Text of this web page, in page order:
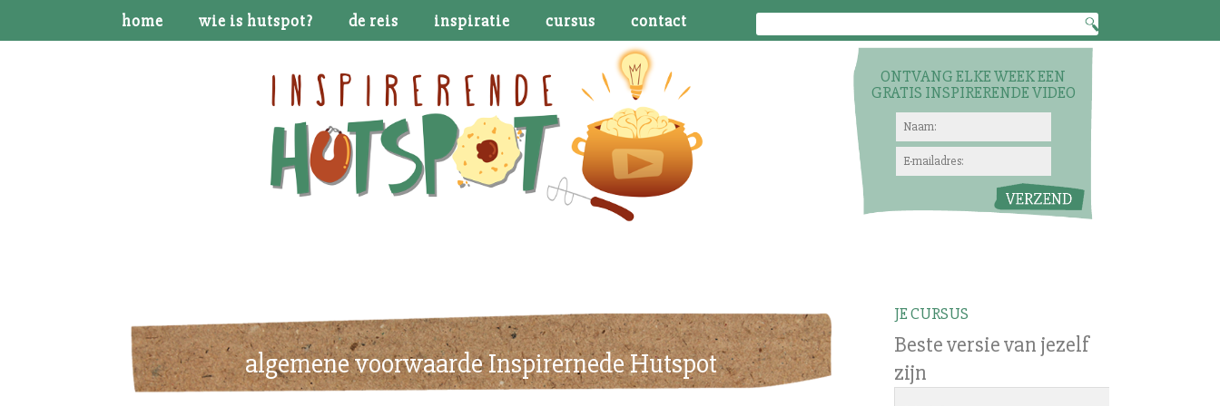
home wie is hutspot? de reis inspiratie cursus contact
ONTVANG ELKE WEEK EEN
GRATIS INSPIRERENDE VIDEO
algemene voorwaarde Inspirernede Hutspot
JE CURSUS
Beste versie van jezelf
zijn